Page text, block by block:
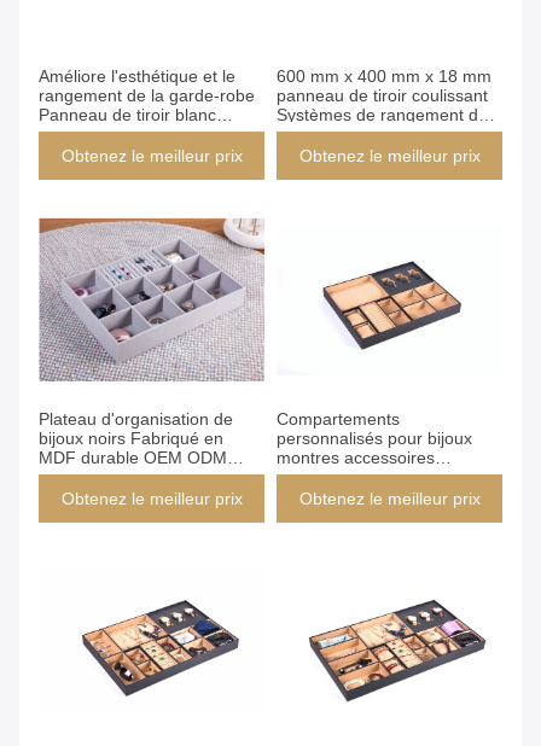
Améliore l'esthétique et le
rangement de la garde-robe
Panneau de tiroir blanc
Panneau avant d'armoire
offrant des options
Obtenez le meilleur prix
600 mm x 400 mm x 18 mm
panneau de tiroir coulissant
Systèmes de rangement de
garde-robe conçus pour un
stockage pratique et durable
Obtenez le meilleur prix
Plateau d'organisation de
bijoux noirs Fabriqué en
MDF durable OEM ODM
Supporté Service
personnalisé pour le
Obtenez le meilleur prix
Compartements
personnalisés pour bijoux
montres accessoires
stockage durable pratique
élégant
Obtenez le meilleur prix